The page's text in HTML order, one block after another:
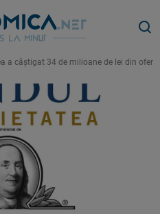
a câştigat 34 de milioane de lei din